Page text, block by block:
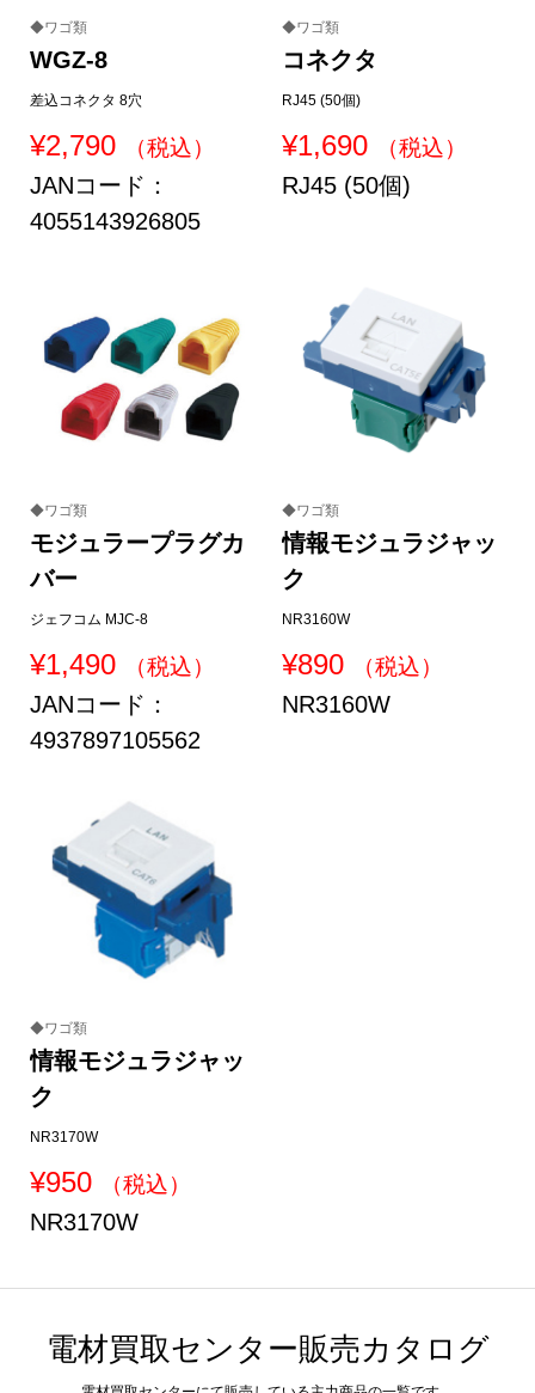
◆ワゴ類
WGZ-8
差込コネクタ 8穴
¥2,790 （税込）
JANコード：
4055143926805
◆ワゴ類
コネクタ
RJ45 (50個)
¥1,690 （税込）
RJ45 (50個)
◆ワゴ類
モジュラープラグカ
バー
ジェフコム MJC-8
¥1,490 （税込）
JANコード：
4937897105562
◆ワゴ類
情報モジュラジャッ
ク
NR3160W
¥890 （税込）
NR3160W
◆ワゴ類
情報モジュラジャッ
ク
NR3170W
¥950 （税込）
NR3170W
電材買取センター販売カタログ